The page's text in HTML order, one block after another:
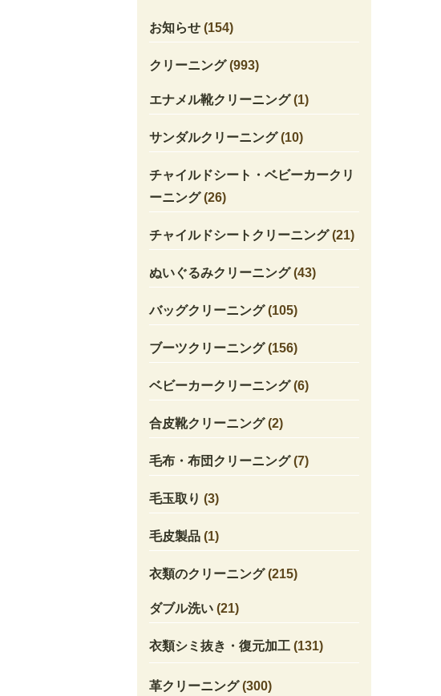
お知らせ(154)
クリーニング(993)
エナメル靴クリーニング(1)
サンダルクリーニング(10)
チャイルドシート・ベビーカークリ
ーニング(26)
チャイルドシートクリーニング(21)
ぬいぐるみクリーニング(43)
バッグクリーニング(105)
ブーツクリーニング(156)
ベビーカークリーニング(6)
合皮靴クリーニング(2)
毛布・布団クリーニング(7)
毛玉取り (3)
毛皮製品(1)
衣類のクリーニング(215)
ダブル洗い(21)
衣類シミ抜き・復元加工(131)
革クリーニング(300)